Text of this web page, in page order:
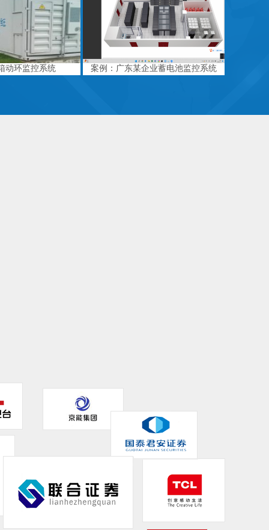
动环监控系统 案例：广东某企业蓄电池监控系统